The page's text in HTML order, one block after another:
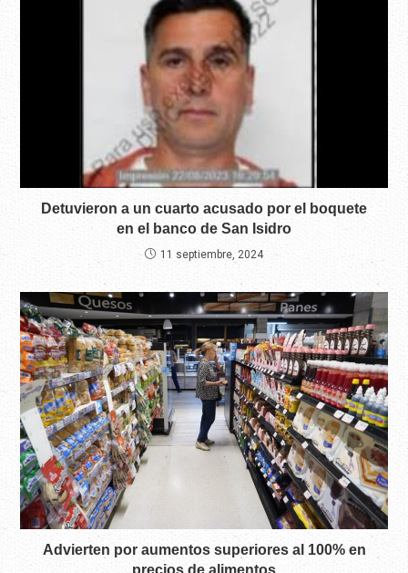
Detuvieron a un cuarto acusado por el boquete
en el banco de San Isidro
11 septiembre, 2024
Advierten por aumentos superiores al 100% en